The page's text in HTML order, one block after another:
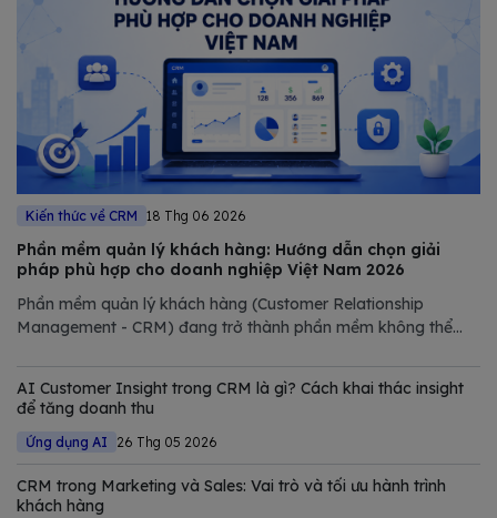
Kiến thức về CRM 18 Thg 06 2026
Phần mềm quản lý khách hàng: Hướng dẫn chọn giải
pháp phù hợp cho doanh nghiệp Việt Nam 2026
Phần mềm quản lý khách hàng (Customer Relationship
Management - CRM) đang trở thành phần mềm không thể
Trong bài viết này, Bizfly tổng hợp và phân tích chi tiết các
giải pháp CRM tốt nhất
AI Customer Insight trong CRM là gì? Cách khai thác insight
để tăng doanh thu
Ứng dụng AI 26 Thg 05 2026
CRM trong Marketing và Sales: Vai trò và tối ưu hành trình
khách hàng